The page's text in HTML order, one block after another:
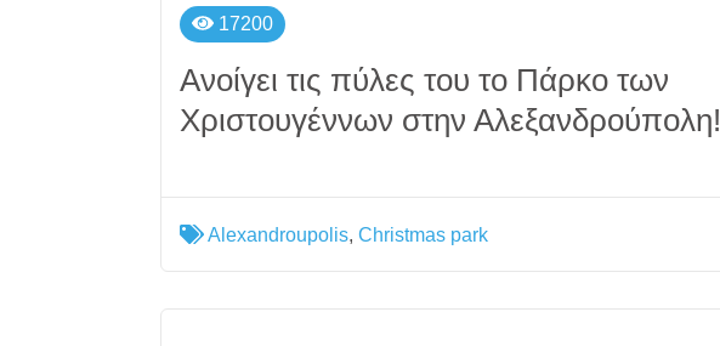
17200
Ανοίγει τις πύλες του το Πάρκο των
Χριστουγέννων στην Αλεξανδρούπολη!
Alexandroupolis, Christmas park